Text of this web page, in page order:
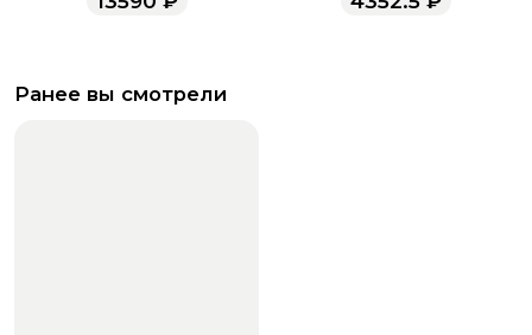
Ранее вы смотрели